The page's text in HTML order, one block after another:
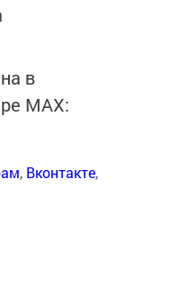
в
MАХ:
, Вконтакте,